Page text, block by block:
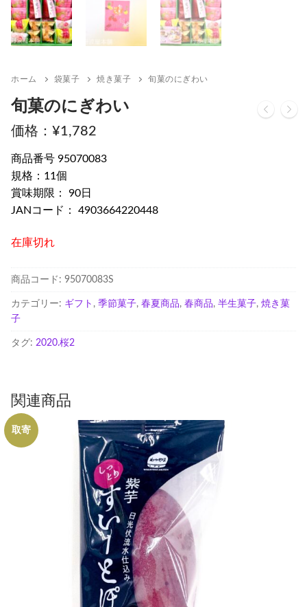
ホーム 袋菓子 焼き菓子 旬菓のにぎわい
旬菓のにぎわい
¥1,782
商品番号 95070083
規格：11個
賞味期限： 90日
JANコード： 4903664220448
在庫切れ
商品コード: 95070083S
カテゴリー: ギフト , 季節菓子, 春夏商品, 春商品, 半生菓子, 焼き菓
子
タグ: 2020.桜2
関連商品
取寄